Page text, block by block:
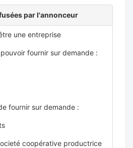
par l'annonceur
une entreprise
fournir sur demande :
fournir sur demande :
coopérative productrice